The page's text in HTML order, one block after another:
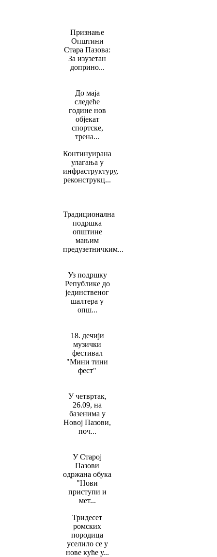
Признање
Општини
Стара Пазова:
За изузетан
доприно...
До маја
следеће
године нов
објекат
спортске,
трена...
Континуирана
улагања у
инфраструктуру,
реконструкц...
Традиционална
подршка
општине
мањим
предузетничким...
Уз подршку
Републике до
јединственог
шалтера у
опш...
18. дечији
музички
фестивал
"Мини тини
фест"
У четвртак,
26.09, на
базенима у
Новој Пазови,
поч...
У Старој
Пазови
одржана обука
"Нови
приступи и
мет...
Тридесет
ромских
породица
уселило се у
нове куће у...